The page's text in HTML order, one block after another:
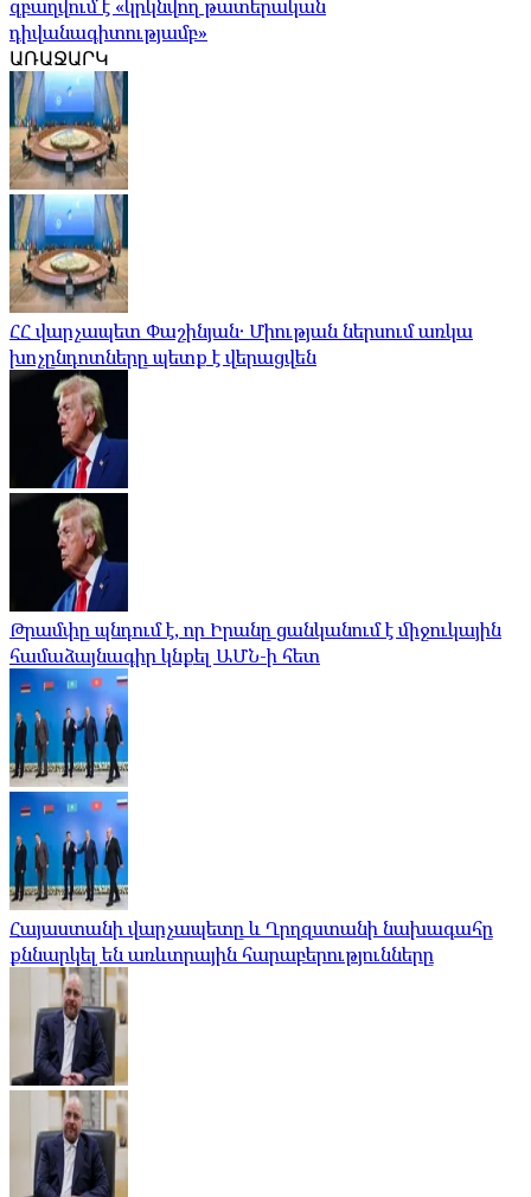
զբաղվում է «կրկնվող թատերական
դիվանագիտությամբ»
ԱՌԱՋԱՐԿ
ՀՀ վարչապետ Փաշինյան․ Միության ներսում առկա
խոչընդոտները պետք է վերացվեն
Թրամփը պնդում է, որ Իրանը ցանկանում է միջուկային
համաձայնագիր կնքել ԱՄՆ-ի հետ
Հայաստանի վարչապետը և Ղրղզստանի նախագահը
քննարկել են առևտրային հարաբերությունները